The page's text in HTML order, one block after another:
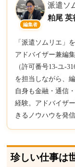
編集者
派遣ソ
粕尾 英
「派遣ソムリエ」
アドバイザー兼編
（許可番号13-ユ-
を担当しながら、
自身も金融・通信
経験。アドバイザ
きるノウハウを発
珍しい仕事は